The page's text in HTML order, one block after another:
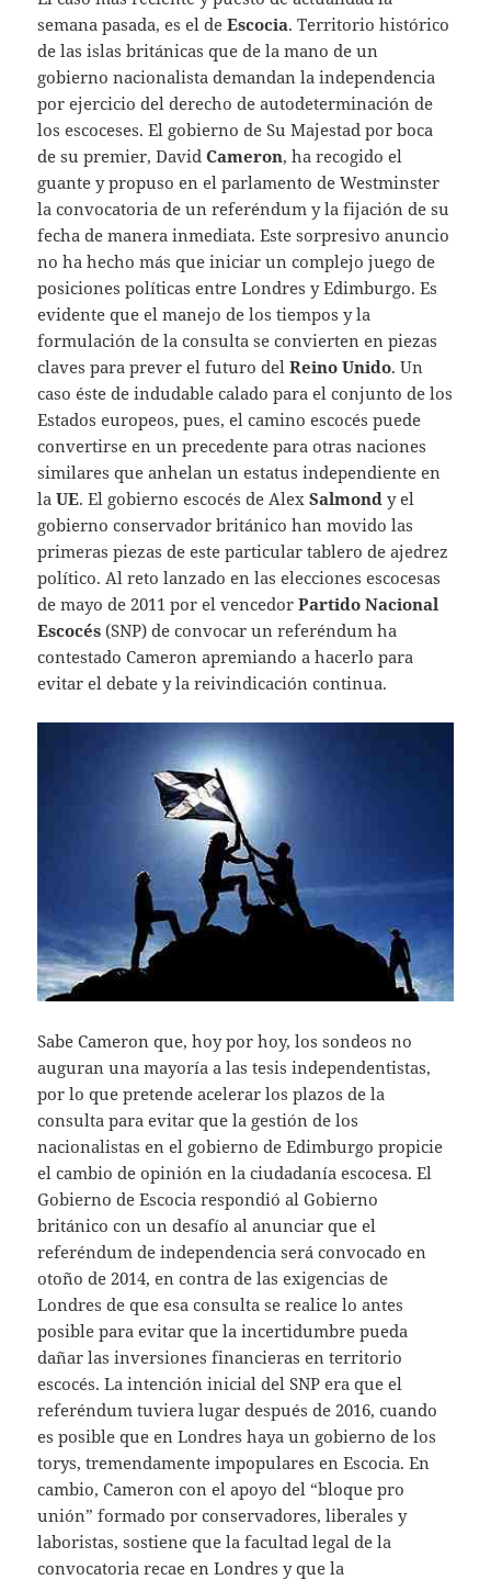
semana pasada, es el deEscocia. Territorio histórico
de las islas británicas que de la mano de un
gobierno nacionalista demandan la independencia
por ejercicio del derecho de autodeterminación de
los escoceses. El gobierno de Su Majestad por boca
de su premier, DavidCameron, ha recogido el
guante y propuso en el parlamento de Westminster
la convocatoria de un referéndum y la fijación de su
fecha de manera inmediata. Este sorpresivo anuncio
no ha hecho más que iniciar un complejo juego de
posiciones políticas entre Londres y Edimburgo. Es
evidente que el manejo de los tiempos y la
formulación de la consulta se convierten en piezas
claves para prever el futuro delReino Unido. Un
caso éste de indudable calado para el conjunto de los
Estados europeos, pues, el camino escocés puede
convertirse en un precedente para otras naciones
similares que anhelan un estatus independiente en
la UE. El gobierno escocés de AlexSalmond y el
gobierno conservador británico han movido las
primeras piezas de este particular tablero de ajedrez
político. Al reto lanzado en las elecciones escocesas
de mayo de 2011 por el vencedor Partido Nacional
Escocés (SNP) de convocar un referéndum ha
contestado Cameron apremiando a hacerlo para
evitar el debate y la reivindicación continua.
Sabe Cameron que, hoy por hoy, los sondeos no
auguran una mayoría a las tesis independentistas,
por lo que pretende acelerar los plazos de la
consulta para evitar que la gestión de los
nacionalistas en el gobierno de Edimburgo propicie
el cambio de opinión en la ciudadanía escocesa. El
Gobierno de Escocia respondió al Gobierno
británico con un desafío al anunciar que el
referéndum de independencia será convocado en
otoño de 2014, en contra de las exigencias de
Londres de que esa consulta se realice lo antes
posible para evitar que la incertidumbre pueda
dañar las inversiones financieras en territorio
escocés. La intención inicial del SNP era que el
referéndum tuviera lugar después de 2016, cuando
es posible que en Londres haya un gobierno de los
torys, tremendamente impopulares en Escocia. En
cambio, Cameron con el apoyo del “bloque pro
unión” formado por conservadores, liberales y
laboristas, sostiene que la facultad legal de la
convocatoria recae en Londres y que la